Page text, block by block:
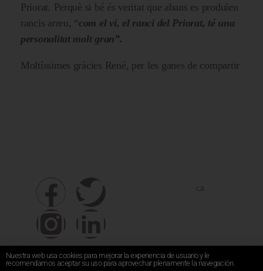
Priorat. Perquè si bé és veritat que abans es produïen
rancis arreu, “com el vi, el ranci del Priorat, té una
personalitat molt gran”.
Moltíssimes gràcies René, per les ganes de compartir
CA
Subscriu-te Contacte Avís legal
Nuestra web usa cookies para mejorar la experiencia de usuario y le
recomendamos aceptar su uso para aprovechar plenamente la navegación.